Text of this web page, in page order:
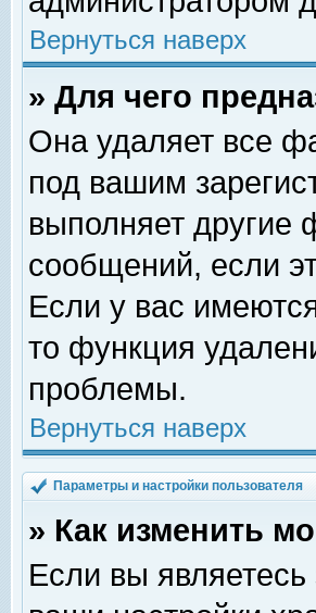
Вернуться наверх
» Для чего
Она удаляет все
под вашим
выполняет другие
сообщений, если
Если у вас
то функция
проблемы.
Вернуться наверх
Параметры и настройки пользователя
» Как изменить
Если вы являетесь